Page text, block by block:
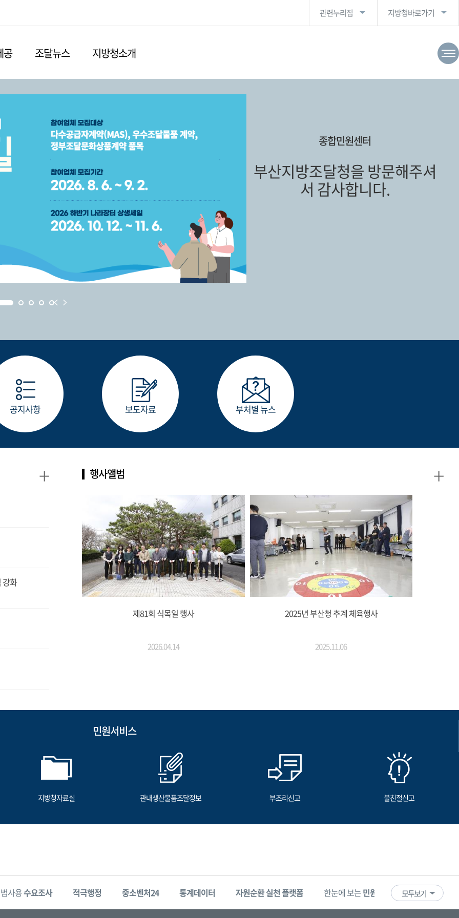
관련누리집 지방청바로가기
공 조달뉴스 지방청소개
종합민원센터
부산지방조달청을 방문해주셔
서 감사합니다.
공지사항 보도자료 부처별 뉴스
강화
+ 행사앨범
제81회 식목일 행사
2026.04.14
2025년 부산청 추계 체육행사
2025.11.06
+
민원서비스
지방청자료실 관내생산물품조달정보 부조리신고 불친절신고
사용수요조사 적극행정 중소벤처24 통계데이터 자원순환 실천 플랫폼 한눈에 보는민원 빅데이터 기업마당
모두보기